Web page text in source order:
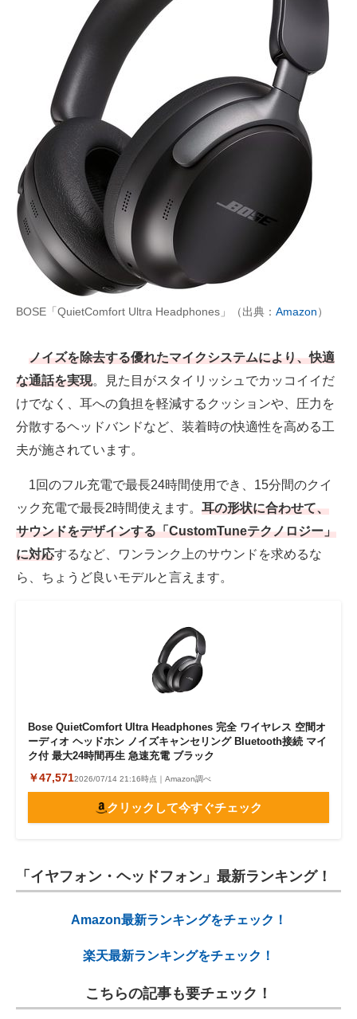
BOSE「QuietComfort Ultra Headphones」（出典： Amazon）
ノイズを除去する優れたマイクシステムにより、快適
な通話を実現。見た目がスタイリッシュでカッコイイだ
けでなく、耳への負担を軽減するクッションや、圧力を
分散するヘッドバンドなど、装着時の快適性を高める工
夫が施されています。
1回のフル充電で最長24時間使用でき、15分間のクイ
ック充電で最長2時間使えます。 耳の形状に合わせて、
サウンドをデザインする「CustomTuneテクノロジー」
に対応するなど、ワンランク上のサウンドを求めるな
ら、ちょうど良いモデルと言えます。
Bose QuietComfort Ultra Headphones 完全 ワイヤレス 空間オ
ーディオ ヘッドホン ノイズキャンセリング Bluetooth接続 マイ
ク付 最大24時間再生 急速充電 ブラック
￥47,5712026/07/14 21:16時点｜Amazon調べ
クリックして今すぐチェック
「イヤフォン・ヘッドフォン」最新ランキング！
Amazon最新ランキングをチェック！
楽天最新ランキングをチェック！
こちらの記事も要チェック！